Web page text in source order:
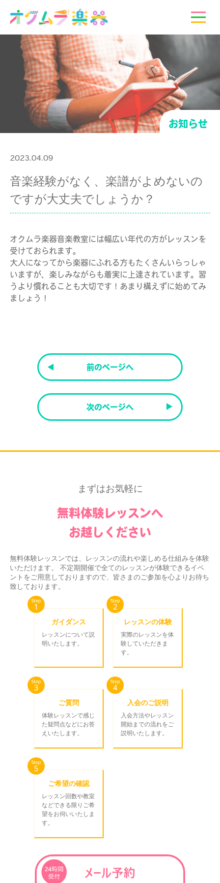
お知らせ
2023.04.09
音楽経験がなく、楽譜がよめないの
ですが大丈夫でしょうか？
オクムラ楽器音楽教室には幅広い年代の方がレッスンを
受けておられます。
大人になってから楽器にふれる方もたくさんいらっしゃ
いますが、楽しみながらも着実に上達されています。習
うより慣れることも大切です！あまり構えずに始めてみ
ましょう！
前のページへ
次のページへ
まずはお気軽に
無料体験レッスンへ
お越しください
無料体験レッスンでは、レッスンの流れや楽しめる仕組みを体験
いただけます。 不定期開催で全てのレッスンが体験できるイベ
ントをご用意しておりますので、皆さまのご参加を心よりお待ち
致しております。
ガイダンス
レッスンについて説
明いたします。
レッスンの体験
実際のレッスンを体
験していただきま
す。
ご質問
体験レッスンで感じ
た疑問点などにお答
えいたします。
入会のご説明
入会方法やレッスン
開始までの流れをご
説明いたします。
ご希望の確認
レッスン回数や教室
などできる限りご希
望をお伺いいたしま
す。